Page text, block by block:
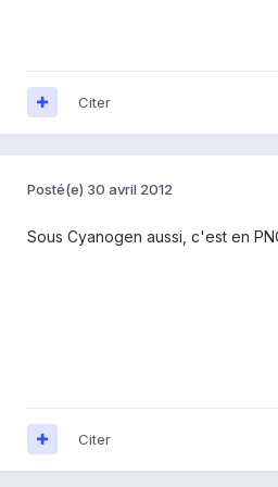
Citer
Posté(e) 30 avril 2012
Sous Cyanogen aussi, c'est en
Citer